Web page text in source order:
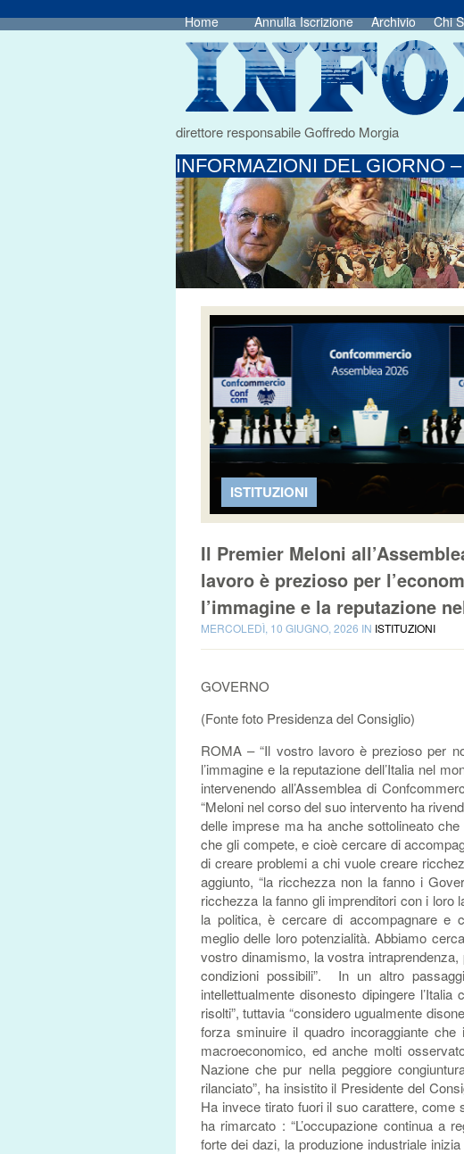
Home Annulla Iscrizione Archivio Chi
direttore responsabile Goffredo Morgia
INFORMAZIONI DEL GIORNO
ISTITUZIONI
Il Premier Meloni
lavoro è prezioso per
l’immagine e la reputazione
MERCOLEDÌ, 10 GIUGNO, 2026 IN ISTITUZIONI
GOVERNO
(Fonte foto Presidenza del Consiglio)
ROMA – “Il vostro lavoro è prezioso per
l’immagine e la reputazione dell’Italia nel
intervenendo all’Assemblea di
“Meloni nel corso del suo intervento ha
delle imprese ma ha anche sottolineato
che gli compete, e cioè cercare di
di creare problemi a chi vuole creare
aggiunto, “la ricchezza non la fanno i
ricchezza la fanno gli imprenditori con i loro
la politica, è cercare di accompagnare e
meglio delle loro potenzialità. Abbiamo
vostro dinamismo, la vostra
condizioni possibili”. In un altro
intellettualmente disonesto dipingere
risolti”, tuttavia “considero ugualmente
forza sminuire il quadro incoraggiante
macroeconomico, ed anche molti
Nazione che pur nella peggiore
rilanciato”, ha insistito il Presidente del
Ha invece tirato fuori il suo carattere, come
ha rimarcato : “L’occupazione continua a
forte dei dazi, la produzione industriale